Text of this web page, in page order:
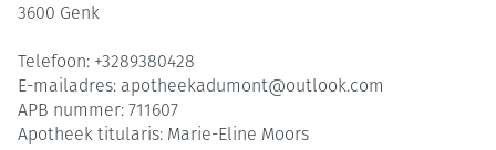
3600 Genk
Telefoon: +3289380428
E-mailadres: apotheekadumont@outlook.com
APB nummer: 711607
Apotheek titularis: Marie-Eline Moors